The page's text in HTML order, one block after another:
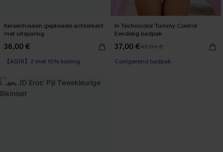
Kersenhouten geplooide achterkant
met uitsparing
36,00 €
【AG18】2 met 10% korting
【AG18】2 met 10% korting
In Technicolor Tummy Control
Eendelig badpak
37,00 €42,00 €
Corrigerend badpak
-49%